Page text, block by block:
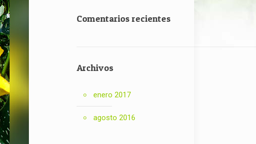
Comentarios recientes
Archivos
enero 2017
agosto 2016